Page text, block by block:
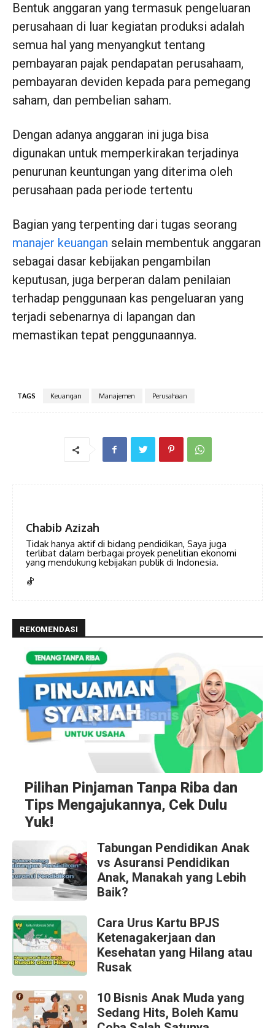
Bentuk anggaran yang termasuk pengeluaran
perusahaan di luar kegiatan produksi adalah
semua hal yang menyangkut tentang
pembayaran pajak pendapatan perusahaam,
pembayaran deviden kepada para pemegang
saham, dan pembelian saham.
Dengan adanya anggaran ini juga bisa
digunakan untuk memperkirakan terjadinya
penurunan keuntungan yang diterima oleh
perusahaan pada periode tertentu
Bagian yang terpenting dari tugas seorang
manajer keuangan selain membentuk anggaran
sebagai dasar kebijakan pengambilan
keputusan, juga berperan dalam penilaian
terhadap penggunaan kas pengeluaran yang
terjadi sebenarnya di lapangan dan
memastikan tepat penggunaannya.
TAGS Keuangan Manajemen Perusahaan
Chabib Azizah
Tidak hanya aktif di bidang pendidikan, Saya juga
terlibat dalam berbagai proyek penelitian ekonomi
yang mendukung kebijakan publik di Indonesia.
REKOMENDASI
Pilihan Pinjaman Tanpa Riba dan
Tips Mengajukannya, Cek Dulu
Yuk!
Tabungan Pendidikan Anak
vs Asuransi Pendidikan
Anak, Manakah yang Lebih
Baik?
Cara Urus Kartu BPJS
Ketenagakerjaan dan
Kesehatan yang Hilang atau
Rusak
10 Bisnis Anak Muda yang
Sedang Hits, Boleh Kamu